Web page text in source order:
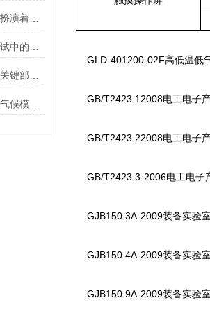
模拟高空低压试验机是重要的气候模拟设备
GLD-401200-02F高低温低
GB/T2423.12008电工电子
GB/T2423.22008电工电子
GB/T2423.3-2006电工电子
GJB150.3A-2009装备实验
GJB150.4A-2009装备实验
GJB150.9A-2009装备实验